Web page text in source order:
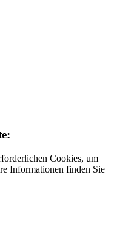
Cookies, um
Informationen finden Sie